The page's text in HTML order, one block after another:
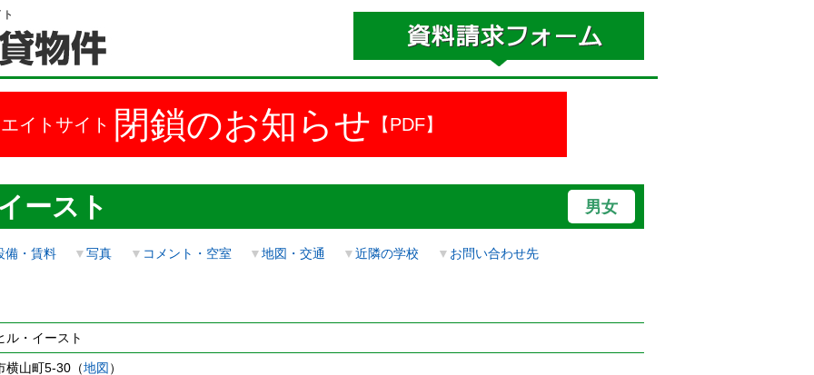
イトサイト 閉鎖のお知らせ 【PDF】
ースト 男女
備・賃料 ▼写真 ▼ コメント・空室 ▼地図・交通 ▼近隣の学校 ▼ お問い合わせ先
ル・イースト
横山町5-30（地図）